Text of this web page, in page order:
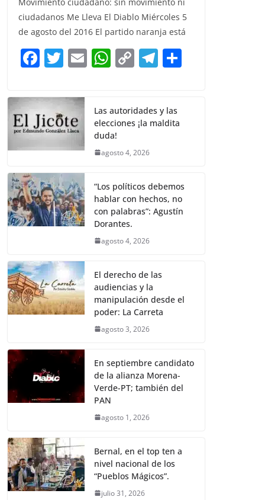
c
e
b
o
k
itt
er
ai
l
at
s
A
p
p
y
Li
n
e
gr
a
m
ar
e
ciudadanos Me Lleva El Diablo Miércoles 5
de agosto del 2016 El partido naranja está
F
c
e
b
o
o
k
T
itt
er
E W
s
A
p
C
y
Li
n
T
gr
a
Las autoridades y las
elecciones ¡la maldita
duda!
agosto 4, 2026
“Los políticos debemos
hablar con hechos, no
con palabras”: Agustín
Dorantes.
agosto 4, 2026
El derecho de las
audiencias y la
manipulación desde el
poder: La Carreta
agosto 3, 2026
En septiembre candidato
de la alianza Morena-
Verde-PT; también del
PAN
agosto 1, 2026
Bernal, en el top ten a
nivel nacional de los
“Pueblos Mágicos”.
julio 31, 2026